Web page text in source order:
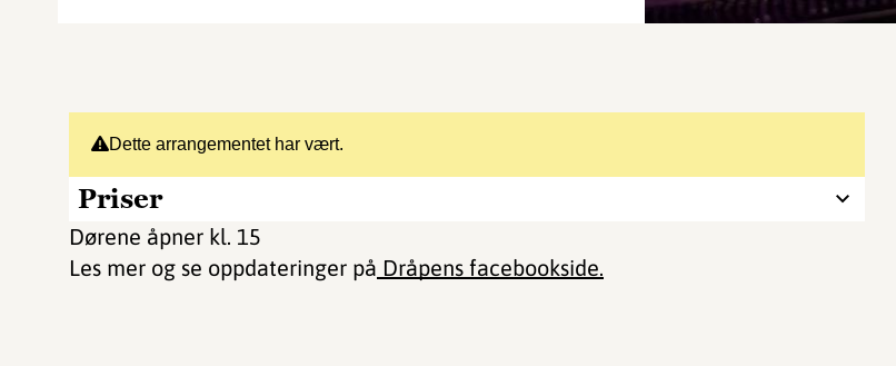
Dette arrangementet har vært.
Priser
Dørene åpner kl. 15
Les mer og se oppdateringer på Dråpens facebookside.